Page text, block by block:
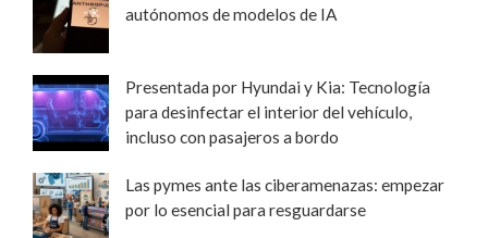
autónomos de modelos de IA
Presentada por Hyundai y Kia: Tecnología
para desinfectar el interior del vehículo,
incluso con pasajeros a bordo
Las pymes ante las ciberamenazas: empezar
por lo esencial para resguardarse